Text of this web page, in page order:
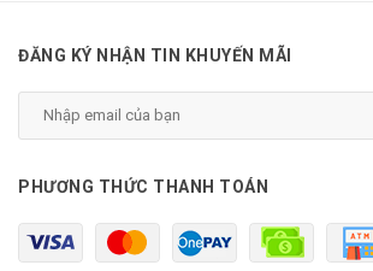
ĐĂNG KÝ NHẬN TIN KHUYẾN MÃI
PHƯƠNG THỨC THANH TOÁN